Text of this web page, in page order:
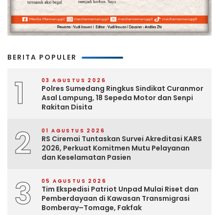
BERITA POPULER
1 03 AGUSTUS 2026
Polres Sumedang Ringkus Sindikat Curanmor
Asal Lampung, 18 Sepeda Motor dan Senpi
Rakitan Disita
2 01 AGUSTUS 2026
RS Ciremai Tuntaskan Survei Akreditasi KARS
2026, Perkuat Komitmen Mutu Pelayanan
dan Keselamatan Pasien
3 05 AGUSTUS 2026
Tim Ekspedisi Patriot Unpad Mulai Riset dan
Pemberdayaan di Kawasan Transmigrasi
Bomberay–Tomage, Fakfak